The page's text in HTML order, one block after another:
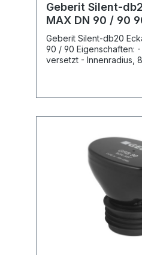
Geberit Silent-
MAX DN 90 / 90
88,5°
Geberit Silent-db20
90 / 90 Eigenschaften: -
versetzt - Innenradius,